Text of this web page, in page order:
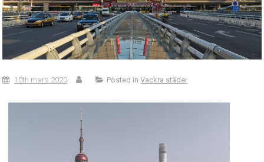
10th mars 2020 Posted inVackra städer